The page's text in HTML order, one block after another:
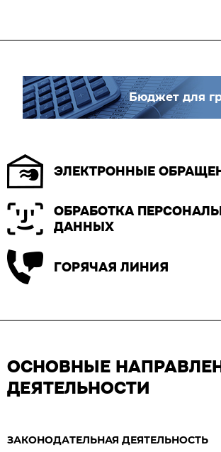
Бюджет для
ЭЛЕКТРОННЫЕ
ОБРАБОТКА
ДАННЫХ
ГОРЯЧАЯ ЛИНИЯ
ОСНОВНЫЕ
ДЕЯТЕЛЬНОСТИ
ЗАКОНОДАТЕЛЬНАЯ ДЕЯТЕЛЬНОСТЬ